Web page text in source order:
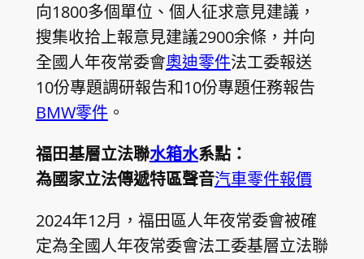
向1800多個單位、個人征求意見建議，
搜集收拾上報意見建議2900余條，并向
全國人年夜常委會奧迪零件法工委報送
10份專題調研報告和10份專題任務報告
BMW零件 。
福田基層立法聯水箱水系點：
為國家立法傳遞特區聲音汽車零件報價
2024年12月，福田區人年夜常委會被確
定為全國人年夜常委會法工委基層立法聯